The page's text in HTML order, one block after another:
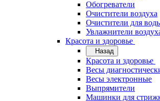
Обогреватели
Очистители воздуха
Очистители для
Увлажнители
Красота и здоровье
Назад
Красота и здоровье
Весы
Весы электронные
Выпрямители
Машинки для